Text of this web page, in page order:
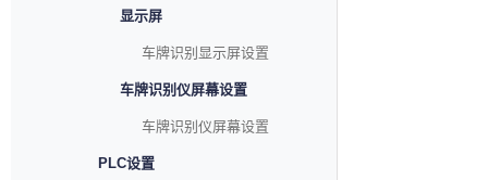
显示屏
车牌识别显示屏设置
车牌识别仪屏幕设置
车牌识别仪屏幕设置
PLC设置